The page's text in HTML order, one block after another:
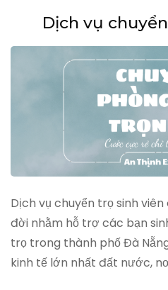
Dịch vụ
Dịch vụ chuyển trọ sinh
đời nhằm hỗ trợ các bạn
trọ trong thành phố Đà
kinh tế lớn nhất đất nước,